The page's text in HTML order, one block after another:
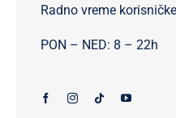
Radno vreme
PON – NED: 8 – 22h